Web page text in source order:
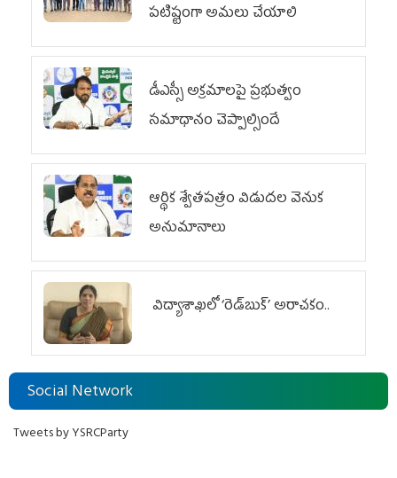
పటిష్టంగా అమలు చేయాలి
డీఎస్సీ అక్రమాలపై ప్రభుత్వం
సమాధానం చెప్పాల్సిందే
ఆర్థిక శ్వేతపత్రం విడుదల వెనుక
అనుమానాలు
విద్యాశాఖలో ‘రెడ్‌బుక్’ అరాచకం..
Social Network
Tweets by YSRCParty